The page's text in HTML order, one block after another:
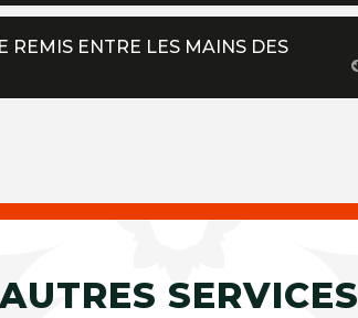
REMIS ENTRE LES MAINS DES
AUTRES SERVICES